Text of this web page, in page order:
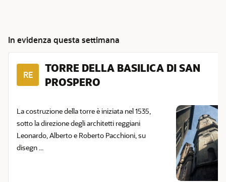
In evidenza questa settimana
RE
TORRE DELLA BASILICA DI SAN
PROSPERO
La costruzione della torre è iniziata nel 1535,
sotto la direzione degli architetti reggiani
Leonardo, Alberto e Roberto Pacchioni, su
disegn ...